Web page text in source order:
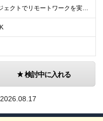
◆2/3以上のプロジェクトでリモートワークを実施中！ ≪自社拠点≫ ・東京本社／東京都千代田区丸の内二丁目6番1号 丸の内パークビルディング6階 ・関西支社／⼤阪府⼤阪市中央区安⼟町2-3-13 ⼤
検討中に入れる
2026.08.17